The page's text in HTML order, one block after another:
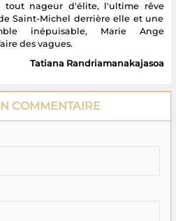
tout nageur d'élite, l'ultime rêve
Saint-Michel derrière elle et une
inépuisable, Marie Ange
des vagues.
Tatiana Randriamanakajasoa
COMMENTAIRE